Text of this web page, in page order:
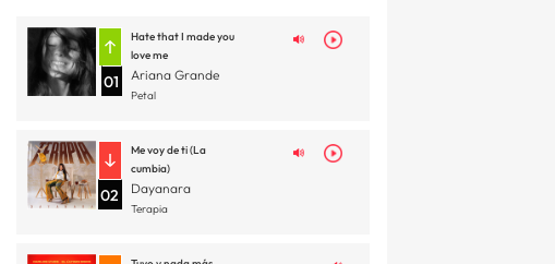
01
Hate that I made you
love me
Ariana Grande
Petal
02
Me voy de ti (La
cumbia)
Dayanara
Terapia